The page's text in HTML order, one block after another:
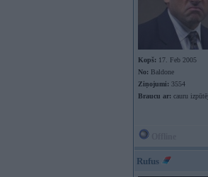
Kopš: 17. Feb 2005
No: Baldone
Ziņojumi: 3554
Braucu ar: cauru
Rufus